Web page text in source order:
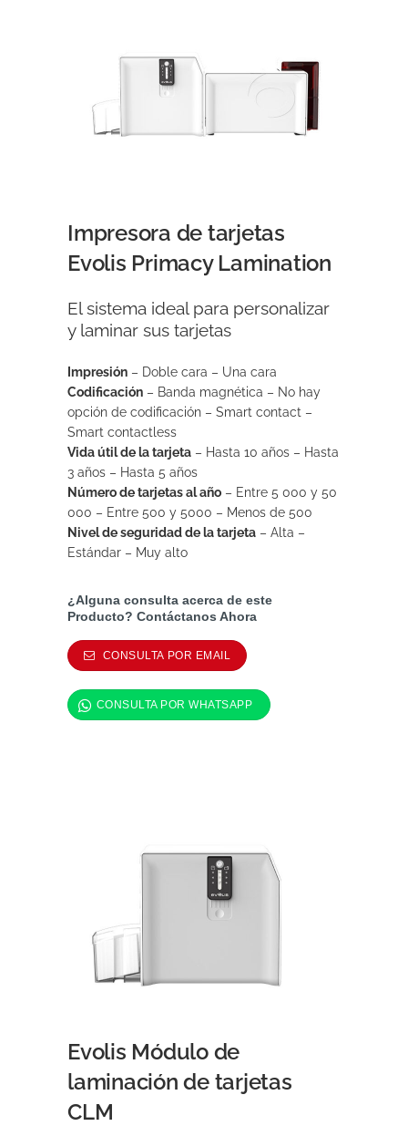
Impresora de tarjetas
Evolis Primacy Lamination
El sistema ideal para personalizar
y laminar sus tarjetas
Impresión – Doble cara – Una cara
Codificación – Banda magnética – No hay
opción de codificación – Smart contact –
Smart contactless
Vida útil de la tarjeta – Hasta 10 años – Hasta
3 años – Hasta 5 años
Número de tarjetas al año – Entre 5 000 y 50
000 – Entre 500 y 5000 – Menos de 500
Nivel de seguridad de la tarjeta – Alta –
Estándar – Muy alto
¿Alguna consulta acerca de este
Producto? Contáctanos Ahora
Evolis Módulo de
laminación de tarjetas
CLM